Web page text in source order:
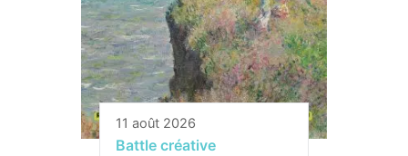
11 août 2026
Battle créative